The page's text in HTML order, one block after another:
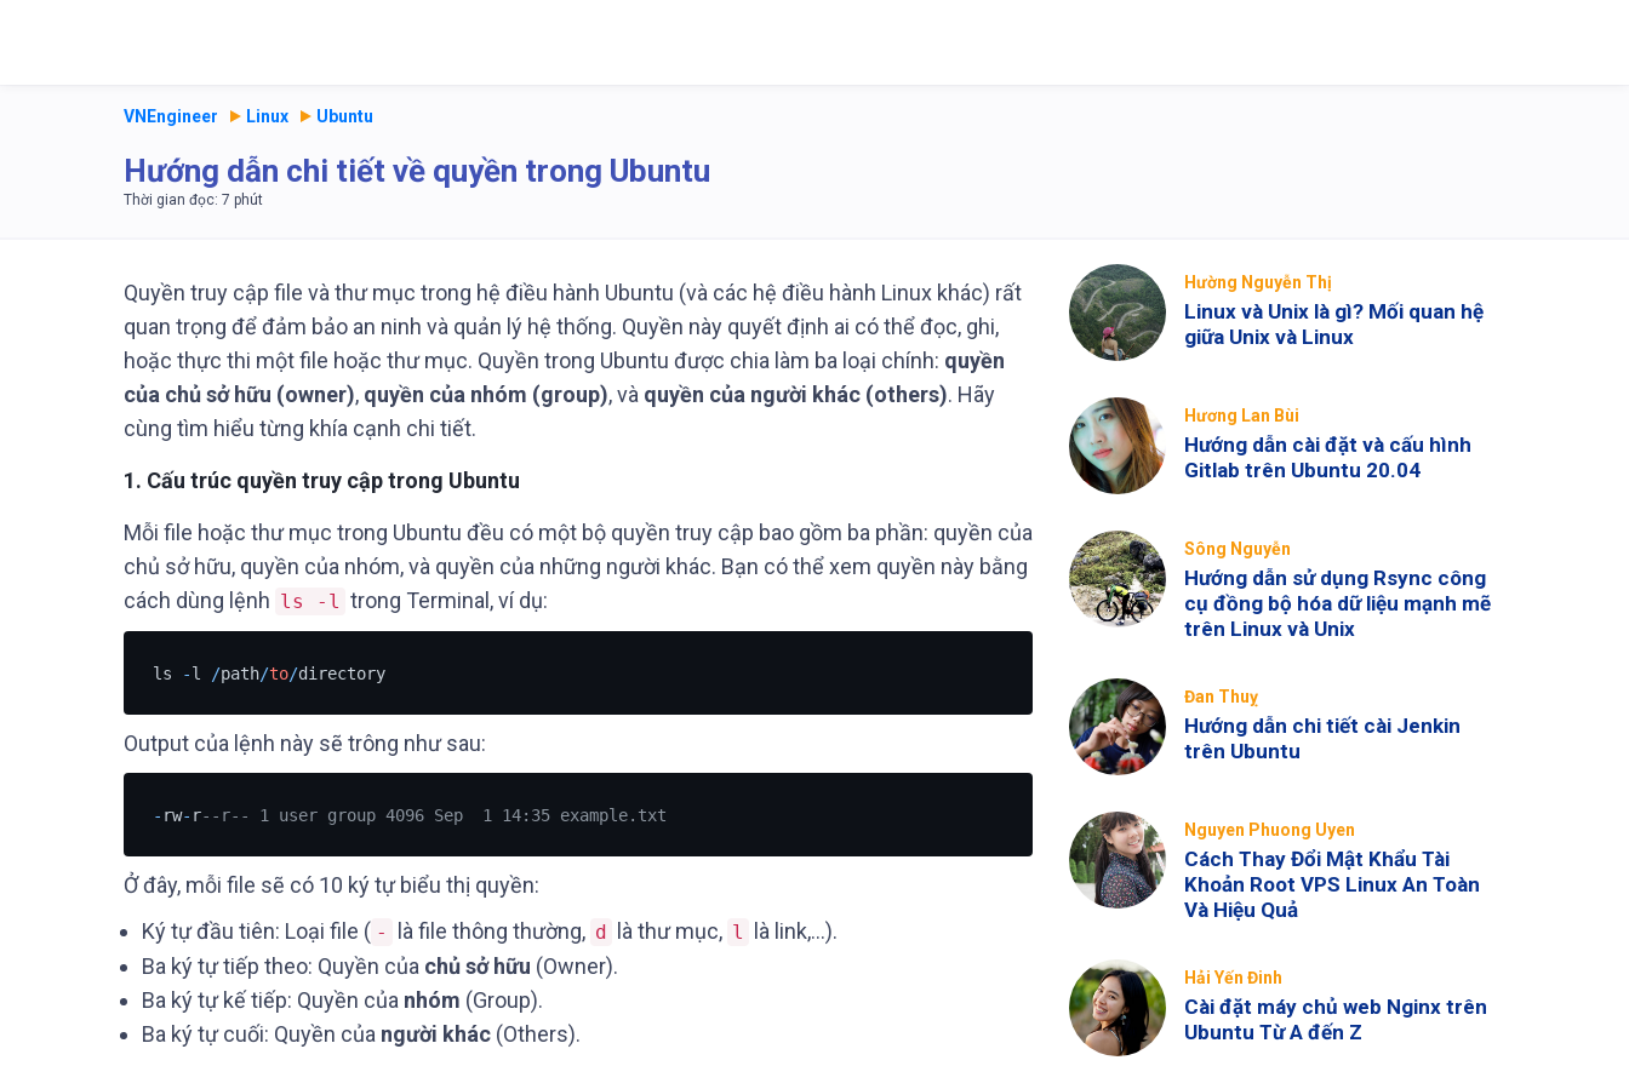
VNEngineer Linux Ubuntu
Hướng dẫn chi tiết về quyền trong Ubuntu
Quyền truy cập file và thư mục trong hệ điều hành Ubuntu (và các hệ điều hành Linux khác) rất
quan trọng để đảm bảo an ninh và quản lý hệ thống. Quyền này quyết định ai có thể đọc, ghi,
hoặc thực thi một file hoặc thư mục. Quyền trong Ubuntu được chia làm ba loại chính: quyền
của chủ sở hữu (owner), quyền của nhóm (group), và quyền của người khác (others). Hãy
cùng tìm hiểu từng khía cạnh chi tiết.
1. Cấu trúc quyền truy cập trong Ubuntu
Mỗi file hoặc thư mục trong Ubuntu đều có một bộ quyền truy cập bao gồm ba phần: quyền của
chủ sở hữu, quyền của nhóm, và quyền của những người khác. Bạn có thể xem quyền này bằng
cách dùng lệnh ls -l trong Terminal, ví dụ:
ls -l /path/to/directory
Output của lệnh này sẽ trông như sau:
- rw- r--r-- 1 user group 4096 Sep  1 14:35 example.txt
Ở đây, mỗi file sẽ có 10 ký tự biểu thị quyền:
Ký tự đầu tiên: Loại file ( - là file thông thường, d là thư mục, l
là link,...).
Ba ký tự tiếp theo: Quyền của chủ sở hữu (Owner).
Ba ký tự kế tiếp: Quyền của nhóm (Group).
Ba ký tự cuối: Quyền của người khác (Others).
Hường Nguyễn Thị
Linux và Unix là gì? Mối quan hệ
giữa Unix và Linux
Hương Lan Bùi
Hướng dẫn cài đặt và cấu hình
Gitlab trên Ubuntu 20.04
Sông Nguyễn
Hướng dẫn sử dụng Rsync công
cụ đồng bộ hóa dữ liệu mạnh mẽ
trên Linux và Unix
Đan Thuỵ
Hướng dẫn chi tiết cài Jenkin
trên Ubuntu
Nguyen Phuong Uyen
Cách Thay Đổi Mật Khẩu Tài
Khoản Root VPS Linux An Toàn
Và Hiệu Quả
Hải Yến Đinh
Cài đặt máy chủ web Nginx trên
Ubuntu Từ A đến Z